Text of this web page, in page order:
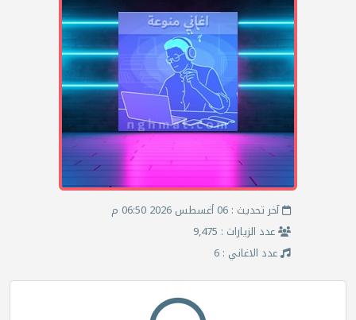
آخر تحديث : 06 أغسطس 2026 06:50 م
عدد الزيارات : 9,475
عدد الاغاني : 6